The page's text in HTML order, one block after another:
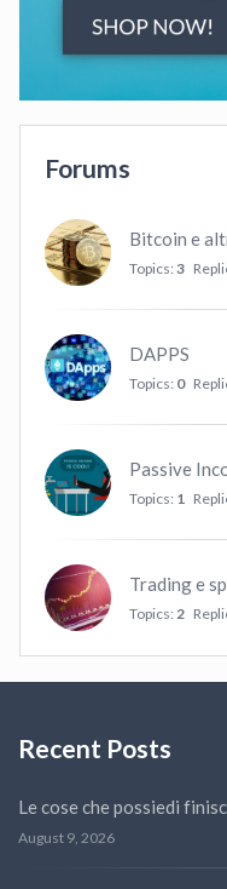
Forums
Bitcoin e
Topics: 3
DAPPS
Topics: 0
Passive
Topics: 1
Trading e
Topics: 2
Recent Posts
Le cose che possiedi
August 9, 2026